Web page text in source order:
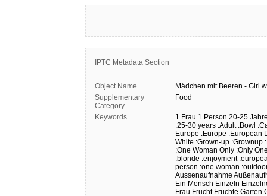
IPTC Metadata Section
Object Name Mädchen mit Beeren - Girl
Supplementary
Category
Food
Keywords 1 Frau 1 Person 20-25
:25-30 years :Adult :Bowl
Europe :Europe :European
White :Grown-up :Grownup
:One Woman Only :Only
:blonde :enjoyment
person :one woman
Aussenaufnahme
Ein Mensch Einzeln
Frau Frucht Früchte Garten